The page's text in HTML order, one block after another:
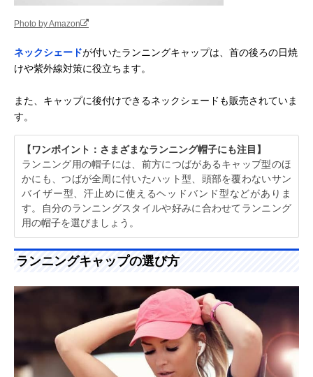
Photo by Amazon
ネックシェードが付いたランニングキャップは、首の後ろの日焼
けや紫外線対策に役立ちます。
また、キャップに後付けできるネックシェードも販売されていま
す。
【ワンポイント：さまざまなランニング帽子にも注目】
ランニング用の帽子には、前方につばがあるキャップ型のほ
かにも、つばが全周に付いたハット型、頭部を覆わないサン
バイザー型、汗止めに使えるヘッドバンド型などがありま
す。自分のランニングスタイルや好みに合わせてランニング
用の帽子を選びましょう。
ランニングキャップの選び方